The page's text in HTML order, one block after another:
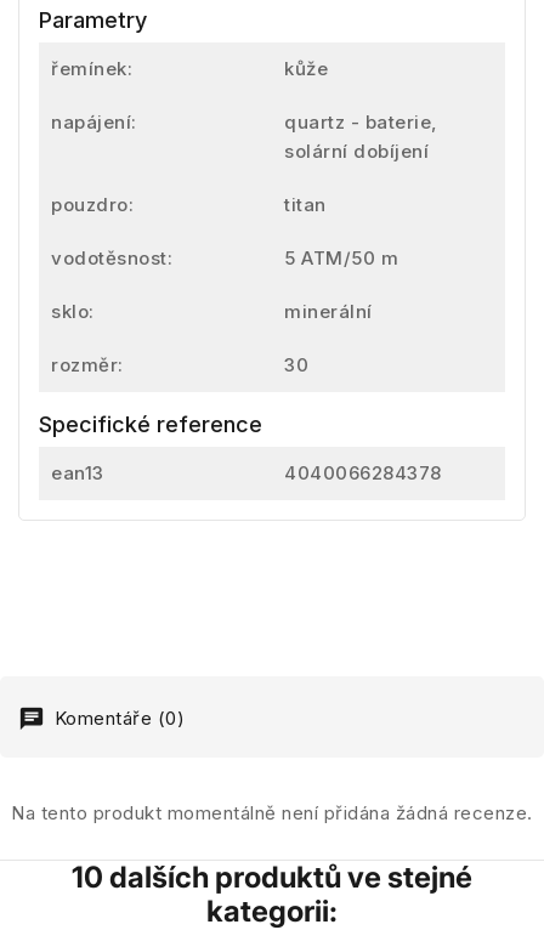
Parametry
řemínek: kůže
napájení:
quartz - baterie,
solární dobíjení
pouzdro: titan
vodotěsnost: 5 ATM/50 m
sklo: minerální
rozměr: 30
Specifické reference
ean13 4040066284378
Komentáře (0)
Na tento produkt momentálně není přidána žádná recenze.
10 dalších produktů ve stejné
kategorii: